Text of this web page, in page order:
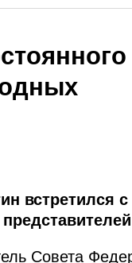
встретился
Совета